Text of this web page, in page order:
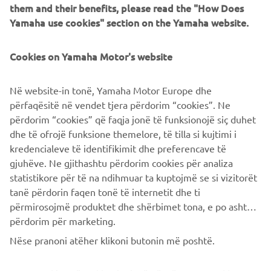
©Yamaha Motor Europe N.V. / Yamaha Motor Co., Ltd.
pagine web non possono mai essere utilizzate per finalità
autorizzazione scritta di Yamaha Motor Europe N.V. and/or
Yamaha Motor Co., Ltd.
Guida sempre in modo sicuro e rispetta tutte le norme
locali del codice della strada.
them and their benefits, please read the "How Does
Yamaha use cookies" section on the Yamaha website.
Cookies on Yamaha Motor's website
Në website-in tonë, Yamaha Motor Europe dhe
përfaqësitë në vendet tjera përdorim “cookies”. Ne
përdorim “cookies” që faqja jonë të funksionojë siç duhet
dhe të ofrojë funksione themelore, të tilla si kujtimi i
kredencialeve të identifikimit dhe preferencave të
gjuhëve. Ne gjithashtu përdorim cookies për analiza
statistikore për të na ndihmuar ta kuptojmë se si vizitorët
tanë përdorin faqen tonë të internetit dhe ti
përmirosojmë produktet dhe shërbimet tona, e po ashtu ti
përdorim për marketing.
Nëse pranoni atëher klikoni butonin më poshtë.